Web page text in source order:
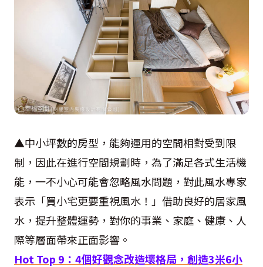
▲中小坪數的房型，能夠運用的空間相對受到限
制，因此在進行空間規劃時，為了滿足各式生活機
能，一不小心可能會忽略風水問題，對此風水專家
表示「買小宅更要重視風水！」借助良好的居家風
水，提升整體運勢，對你的事業、家庭、健康、人
際等層面帶來正面影響。
Hot Top 9 ： 4個好觀念改造壞格局，創造3米6小